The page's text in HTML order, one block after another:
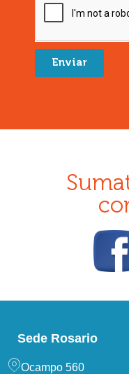
Enviar
Sede Rosario
Ocampo 560